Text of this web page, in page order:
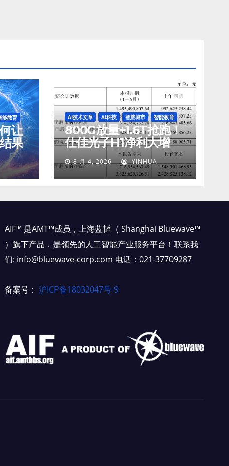
能教育
让
果
AI技术文章 AI科技 智慧城市 智能教育
800G放量+1.6T抢跑！
仕佳光子H1净利大增
45%，光芯片收入狂飙
77%
8 月 4, 2026 YINHUA
AIF™ 是AMT™成员，上海蓝韬（ Shanghai Bluewave™
）旗下产品，是领先的人工智能产业服务平台！联系我
们: info@bluewave-corp.com 电话：021-37709287
备案号：沪ICP备18032047号-9